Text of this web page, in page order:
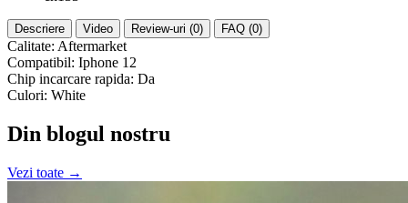
Descriere Video Review-uri (0) FAQ (0)
Calitate: Aftermarket
Compatibil: Iphone 12
Chip incarcare rapida: Da
Culori: White
Din blogul nostru
Vezi toate →